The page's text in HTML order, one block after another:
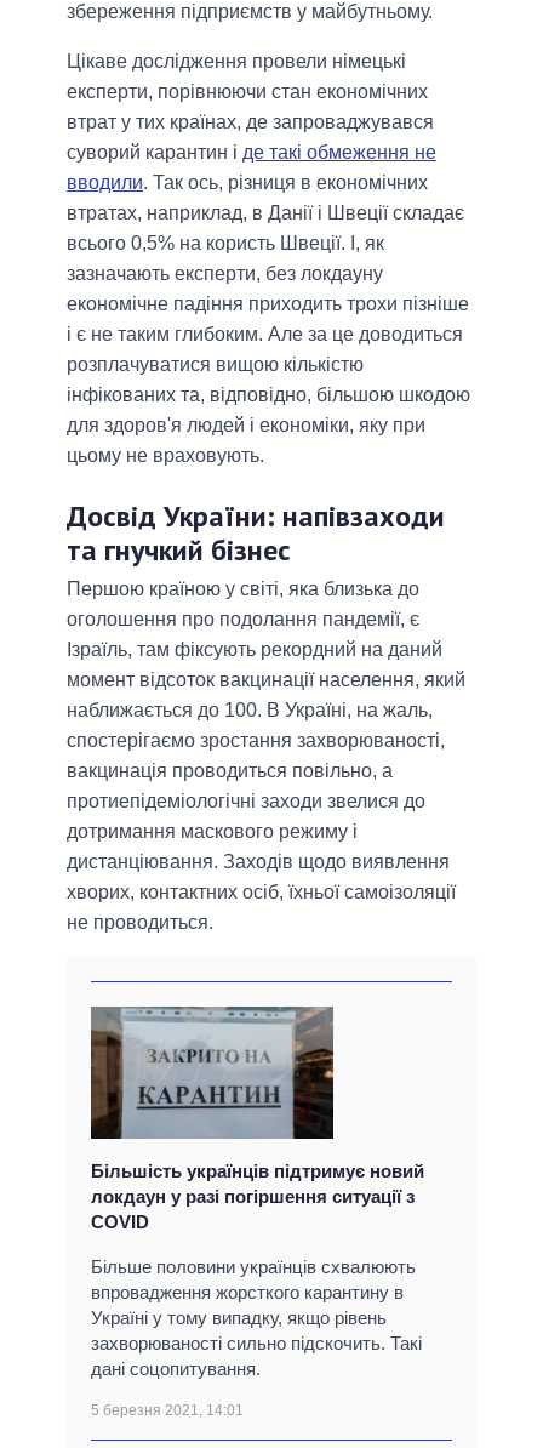
збереження підприємств у майбутньому.
Цікаве дослідження провели німецькі
експерти, порівнюючи стан економічних
втрат у тих країнах, де запроваджувався
суворий карантин і де такі обмеження не
вводили. Так ось, різниця в економічних
втратах, наприклад, в Данії і Швеції складає
всього 0,5% на користь Швеції. І, як
зазначають експерти, без локдауну
економічне падіння приходить трохи пізніше
і є не таким глибоким. Але за це доводиться
розплачуватися вищою кількістю
інфікованих та, відповідно, більшою шкодою
для здоров'я людей і економіки, яку при
цьому не враховують.
Досвід України: напівзаходи
та гнучкий бізнес
Першою країною у світі, яка близька до
оголошення про подолання пандемії, є
Ізраїль, там фіксують рекордний на даний
момент відсоток вакцинації населення, який
наближається до 100. В Україні, на жаль,
спостерігаємо зростання захворюваності,
вакцинація проводиться повільно, а
протиепідеміологічні заходи звелися до
дотримання маскового режиму і
дистанціювання. Заходів щодо виявлення
хворих, контактних осіб, їхньої самоізоляції
не проводиться.
Більшість українців підтримує новий
локдаун у разі погіршення ситуації з
COVID
Більше половини українців схвалюють
впровадження жорсткого карантину в
Україні у тому випадку, якщо рівень
захворюваності сильно підскочить. Такі
дані соцопитування.
5 березня 2021, 14:01